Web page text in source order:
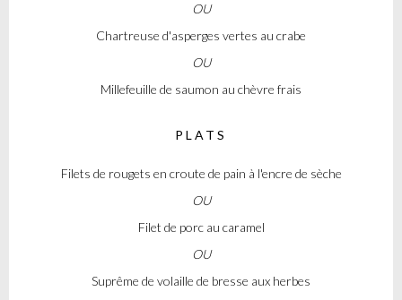
OU
Chartreuse d'asperges vertes au crabe
OU
Millefeuille de saumon au chèvre frais
PLATS
Filets de rougets en croute de pain à l'encre de sèche
OU
Filet de porc au caramel
OU
Suprême de volaille de bresse aux herbes